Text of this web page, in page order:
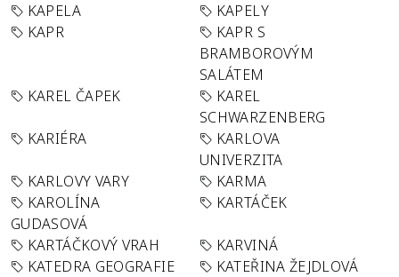
KAPELA
KAPELY
KAPR
KAPR S
BRAMBOROVÝM
SALÁTEM
KAREL ČAPEK
KAREL
SCHWARZENBERG
KARIÉRA
KARLOVA
UNIVERZITA
KARLOVY VARY
KARMA
KAROLÍNA
GUDASOVÁ
KARTÁČEK
KARTÁČKOVÝ VRAH
KARVINÁ
KATEDRA GEOGRAFIE
KATEŘINA ŽEJDLOVÁ